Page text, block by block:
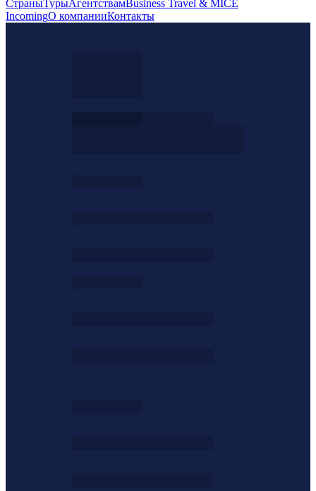
СтраныТурыАгентствамBusiness Travel & MICE
IncomingО компанииКонтакты